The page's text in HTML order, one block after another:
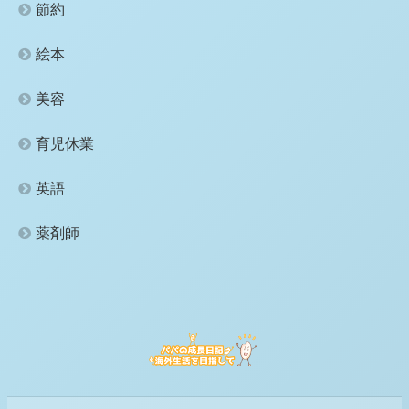
節約
絵本
美容
育児休業
英語
薬剤師